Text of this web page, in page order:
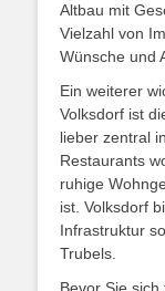
Altbau mit
Vielzahl von
Wünsche und
Ein weiterer
Volksdorf ist
lieber zentral
Restaurants
ruhige
ist. Volksdorf
Infrastruktur
Trubels.